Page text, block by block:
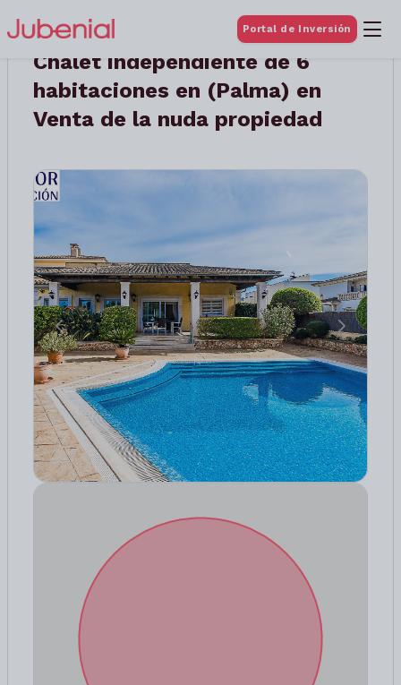
Portal de Inversión
Chalet independiente de 6
habitaciones en (Palma) en
Venta de la nuda propiedad
Anterior